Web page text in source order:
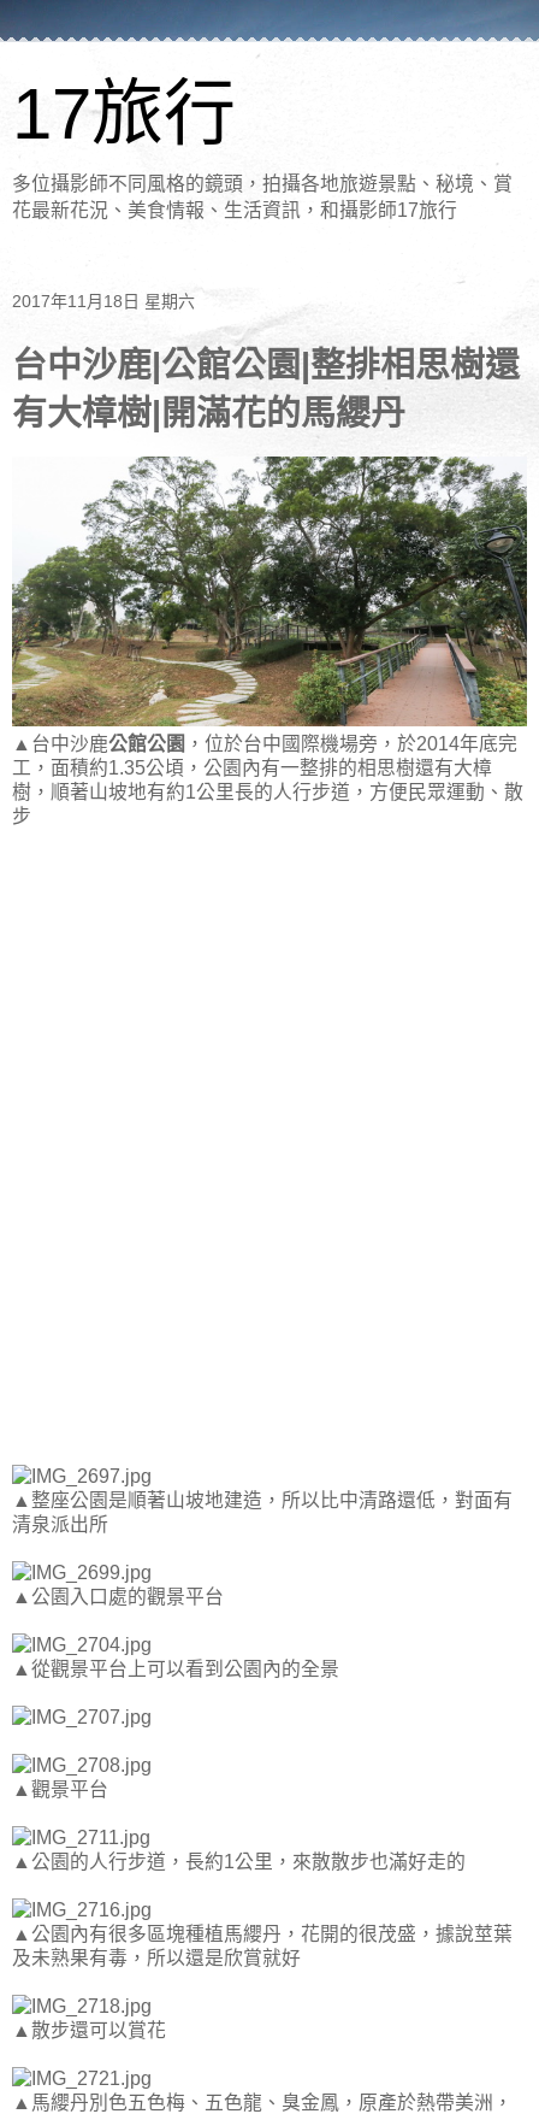
17旅行
多位攝影師不同風格的鏡頭，拍攝各地旅遊景點、秘境、賞
花最新花況、美食情報、生活資訊，和攝影師17旅行
2017年11月18日 星期六
台中沙鹿|公館公園|整排相思樹還
有大樟樹|開滿花的馬纓丹
▲台中沙鹿公館公園 ，位於台中國際機場旁，於2014年底完
工，面積約1.35公頃，公園內有一整排的相思樹還有大樟
樹，順著山坡地有約1公里長的人行步道，方便民眾運動、散
步
▲整座公園是順著山坡地建造，所以比中清路還低，對面有
清泉派出所
▲公園入口處的觀景平台
▲從觀景平台上可以看到公園內的全景
▲觀景平台
▲公園的人行步道，長約1公里，來散散步也滿好走的
▲公園內有很多區塊種植馬纓丹，花開的很茂盛，據說莖葉
及未熟果有毒，所以還是欣賞就好
▲散步還可以賞花
▲馬纓丹別色五色梅、五色龍、臭金鳳，原產於熱帶美洲，